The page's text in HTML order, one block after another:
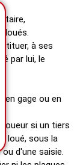
loués.
à ses
par lui, le
en gage ou en
si un tiers
loué, sous la
d'une saisie.